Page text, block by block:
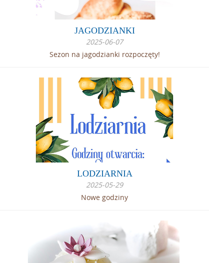
JAGODZIANKI
2025-06-07
Sezon na jagodzianki rozpoczęty!
LODZIARNIA
2025-05-29
Nowe godziny